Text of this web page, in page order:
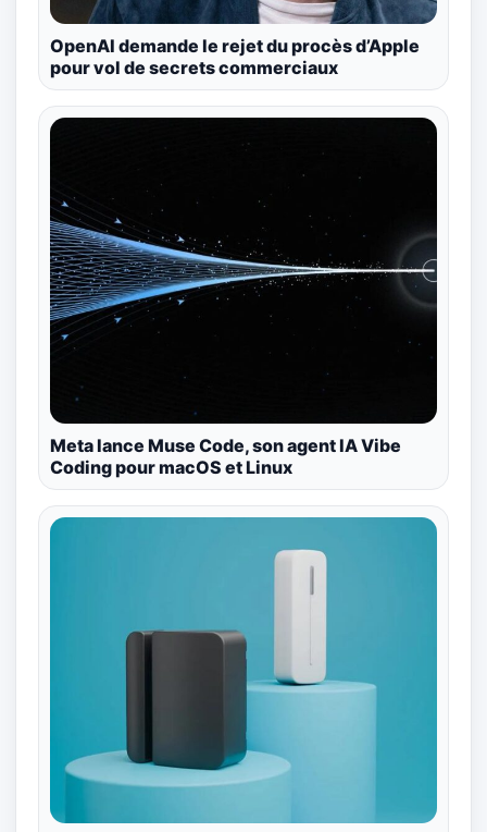
OpenAI demande le rejet du procès d’Apple
pour vol de secrets commerciaux
Meta lance Muse Code, son agent IA Vibe
Coding pour macOS et Linux